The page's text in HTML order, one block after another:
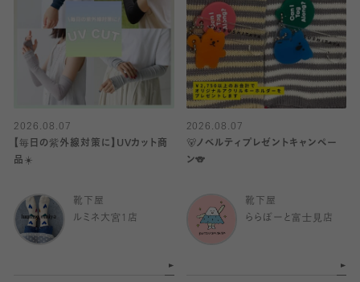
2026.08.07
【毎日の紫外線対策に】UVカット商
品☀️
靴下屋
ルミネ大宮1店
2026.08.07
🐻ノベルティプレゼントキャンペー
ン🐨
靴下屋
ららぽーと富士見店